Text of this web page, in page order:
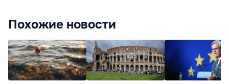
Похожие новости